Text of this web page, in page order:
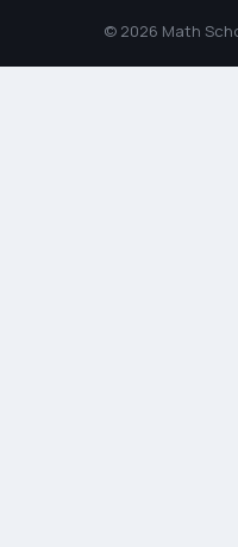
© 2026 Math